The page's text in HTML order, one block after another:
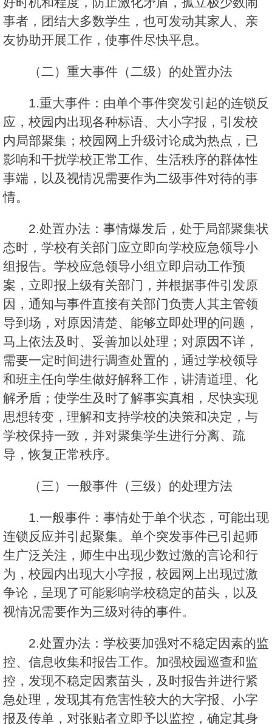
事者，团结大多数学生，也可发动其家人、亲
友协助开展工作，使事件尽快平息。
（二）重大事件（二级）的处置办法
1.重大事件：由单个事件突发引起的连锁反
应，校园内出现各种标语、大小字报，引发校
内局部聚集；校园网上升级讨论成为热点，已
影响和干扰学校正常工作、生活秩序的群体性
事端，以及视情况需要作为二级事件对待的事
情。
2.处置办法：事情爆发后，处于局部聚集状
态时，学校有关部门应立即向学校应急领导小
组报告。学校应急领导小组立即启动工作预
案，立即报上级有关部门，并根据事件引发原
因，通知与事件直接有关部门负责人其主管领
导到场，对原因清楚、能够立即处理的问题，
马上依法及时、妥善加以处理；对原因不详，
需要一定时间进行调查处置的，通过学校领导
和班主任向学生做好解释工作，讲清道理、化
解矛盾；使学生及时了解事实真相，尽快实现
思想转变，理解和支持学校的决策和决定，与
学校保持一致，并对聚集学生进行分离、疏
导，恢复正常秩序。
（三）一般事件（三级）的处理方法
1.一般事件：事情处于单个状态，可能出现
连锁反应并引起聚集。单个突发事件已引起师
生广泛关注，师生中出现少数过激的言论和行
为，校园内出现大小字报，校园网上出现过激
争论，呈现了可能影响学校稳定的苗头，以及
视情况需要作为三级对待的事件。
2.处置办法：学校要加强对不稳定因素的监
控、信息收集和报告工作。加强校园巡查和监
控，发现不稳定因素苗头，及时报告并进行紧
急处理，发现其有危害性较大的大字报、小字
报及传单，对张贴者立即予以监控，确定其身